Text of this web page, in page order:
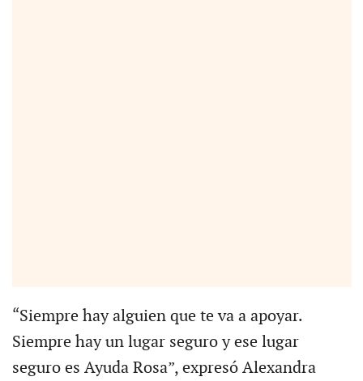
“Siempre hay alguien que te va a apoyar.
Siempre hay un lugar seguro y ese lugar
seguro es Ayuda Rosa”, expresó Alexandra